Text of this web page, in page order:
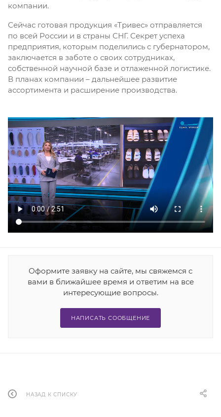
компании.
Сейчас готовая продукция «Тривес» отправляется
по всей России и в страны СНГ. Секрет успеха
предприятия, которым поделились с губернатором,
заключается в заботе о своих сотрудниках,
собственной научной базе и отлаженной логистике.
В планах компании – дальнейшее развитие
ассортимента и расширение производства.
Оформите заявку на сайте, мы свяжемся с
вами в ближайшее время и ответим на все
интересующие вопросы.
НАПИСАТЬ СООБЩЕНИЕ
НАЗАД К СПИСКУ